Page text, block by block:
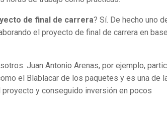
de final de carrera? Sí. De hecho uno
el proyecto de final de carrera en
Juan Antonio Arenas, por ejemplo,
el Blablacar de los paquetes y es una de
y conseguido inversión en pocos